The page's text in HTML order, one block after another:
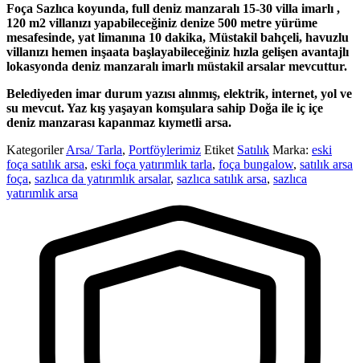
Foça Sazlıca koyunda, full deniz manzaralı 15-30 villa imarlı ,
120 m2 villanızı yapabileceğiniz denize 500 metre yürüme
mesafesinde, yat limanına 10 dakika, Müstakil bahçeli, havuzlu
villanızı hemen inşaata başlayabileceğiniz hızla gelişen avantajlı
lokasyonda deniz manzaralı imarlı müstakil arsalar mevcuttur.
Belediyeden imar durum yazısı alınmış, elektrik, internet, yol ve
su mevcut. Yaz kış yaşayan komşulara sahip Doğa ile iç içe
deniz manzarası kapanmaz kıymetli arsa.
Kategoriler Arsa/ Tarla, Portföylerimiz Etiket Satılık Marka: eski
foça satılık arsa, eski foça yatırımlık tarla, foça bungalow, satılık arsa
foça, sazlıca da yatırımlık arsalar, sazlıca satılık arsa, sazlıca
yatırımlık arsa